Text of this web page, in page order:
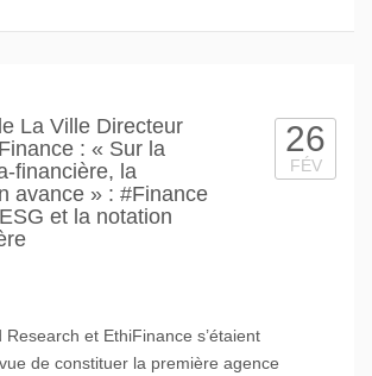
La Ville Directeur
: « Sur la
financière, la
avance » : #Finance
et la notation
26
FÉV
Research et EthiFinance s’étaient
de constituer la première agence